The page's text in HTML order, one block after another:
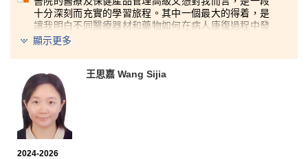
十分深刻而充實的學習旅程。其中一個最大的得着，是
讓我明白不同醫療器材和藥物如何在病人康復過程中發
揮直接而重要的作用。透過這段學習經歷，我深深體會
到，醫療保健並不只是關乎藥物本身，更在於科研與科
技如何互相配合，提升大眾的生活質素。
我十分感謝講師在學習路上的悉心指導和職涯建議。他
們鼓勵我學習不要只停留於表面的知識，而是進一步思
考科學背後的原理與意義，從而激發了我對醫療保健行
業的濃厚興趣。這段經歷不但拓闊了我對醫療系統的理
解，亦讓我更有信心迎接未來在醫療保健行業中的各種
挑戰。
顯示更多
王思嘉 Wang Sijia
2024-2026